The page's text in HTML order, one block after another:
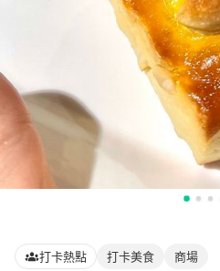
打卡熱點 打卡美食 商場